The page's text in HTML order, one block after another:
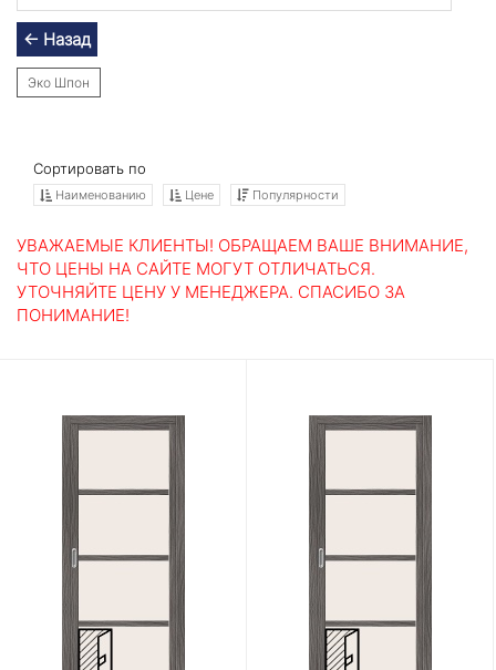
← Назад
Эко Шпон
Сортировать по
Наименованию Цене Популярности
УВАЖАЕМЫЕ КЛИЕНТЫ! ОБРАЩАЕМ ВАШЕ ВНИМАНИЕ,
ЧТО ЦЕНЫ НА САЙТЕ МОГУТ ОТЛИЧАТЬСЯ.
УТОЧНЯЙТЕ ЦЕНУ У МЕНЕДЖЕРА. СПАСИБО ЗА
ПОНИМАНИЕ!